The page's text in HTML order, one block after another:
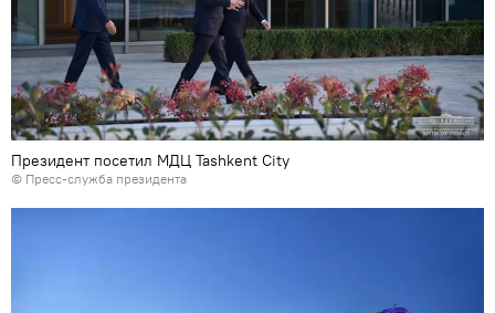
Президент посетил МДЦ Tashkent City
© Пресс-служба президента